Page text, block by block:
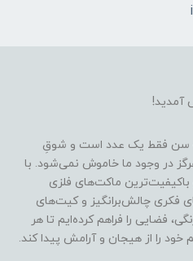
آمدید!
که سن فقط یک عدد است و شوقِ
در وجود ما خاموش نمی‌شود. با
باکیفیت‌ترین ماکت‌های فلزی
فکری چالش‌برانگیز و کیت‌های
فضایی را فراهم کرده‌ایم تا هر
را از هیجان و آرامش پیدا کند.